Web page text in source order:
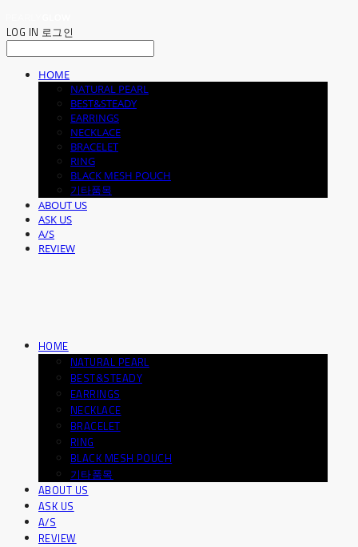
LOG IN 로그인
HOME
NATURAL PEARL
BEST&STEADY
EARRINGS
NECKLACE
BRACELET
RING
BLACK MESH POUCH
기타품목
ABOUT US
ASK US
A/S
REVIEW
HOME
NATURAL PEARL
BEST&STEADY
EARRINGS
NECKLACE
BRACELET
RING
BLACK MESH POUCH
기타품목
ABOUT US
ASK US
A/S
REVIEW